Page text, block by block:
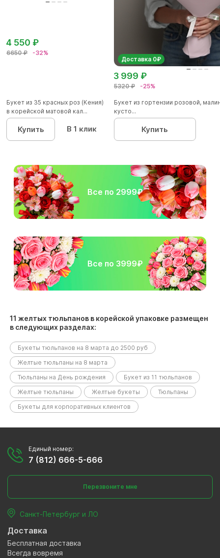
6650 ₽ -32%
4 550 ₽
Букет из 35 красных роз (Кения)
в корейской матовой кал...
Купить В 1 клик
Доставка 0₽
5320 ₽ -25%
3 999 ₽
Букет из гортензии розовой,
кусто...
Купить
Все по 2999₽
Все по 3999₽
11 желтых тюльпанов в корейской упаковке размещен
в следующих разделах:
Букеты тюльпанов на 8 марта до 2500 руб
Желтые тюльпаны на 8 марта
Тюльпаны на День рождения
Букет из 11 тюльпанов
Желтые тюльпаны
Желтые букеты
Тюльпаны
Букеты для корпоративных клиентов
Единый номер:
7 (812) 666-5-666
Перезвоните мне
Санкт-Петербург и ЛО
Доставка
Бесплатная доставка
Всегда вовремя